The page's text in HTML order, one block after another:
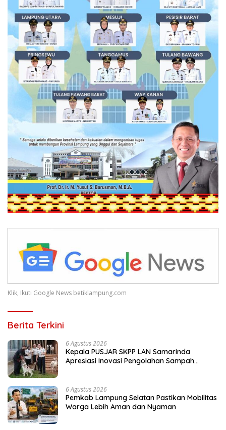
Klik, Ikuti Google News betiklampung.com
Berita Terkini
6 Agustus 2026
Kepala PUSJAR SKPP LAN Samarinda
Apresiasi Inovasi Pengolahan Sampah
6 Agustus 2026
Pemkab Lampung Selatan Pastikan Mobilitas
Warga Lebih Aman dan Nyaman